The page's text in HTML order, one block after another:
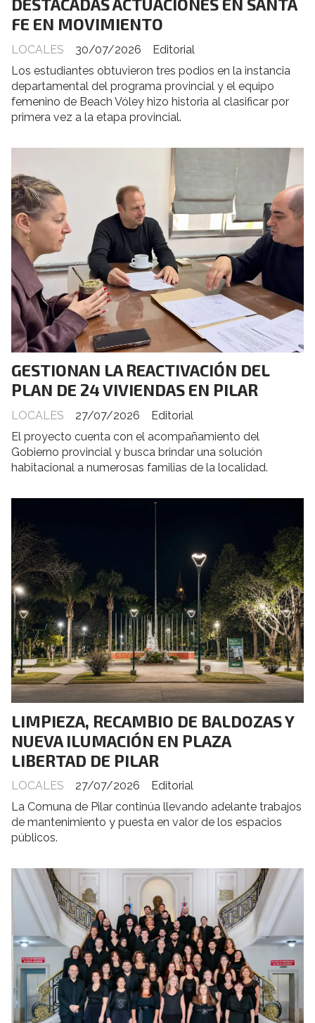
DESTACADAS ACTUACIONES EN SANTA
FE EN MOVIMIENTO
Editorial
LOCALES
30/07/2026
Los estudiantes obtuvieron tres podios en la instancia
departamental del programa provincial y el equipo
femenino de Beach Vóley hizo historia al clasificar por
primera vez a la etapa provincial.
GESTIONAN LA REACTIVACIÓN DEL
PLAN DE 24 VIVIENDAS EN PILAR
Editorial
LOCALES
27/07/2026
El proyecto cuenta con el acompañamiento del
Gobierno provincial y busca brindar una solución
habitacional a numerosas familias de la localidad.
LIMPIEZA, RECAMBIO DE BALDOZAS Y
NUEVA ILUMACIÓN EN PLAZA
LIBERTAD DE PILAR
Editorial
LOCALES
27/07/2026
La Comuna de Pilar continúa llevando adelante trabajos
de mantenimiento y puesta en valor de los espacios
públicos.